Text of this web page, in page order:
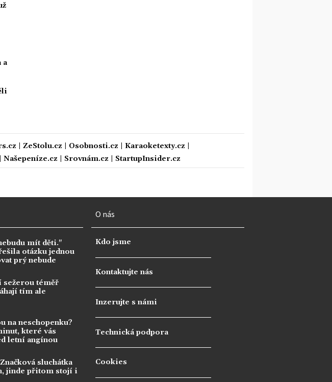
a
ZeStolu.cz Osobnosti.cz Karaoketexty.cz
Našepeníze.cz Srovnám.cz StartupInsider.cz
mít děti."
otázku jednou
prý nebude
téměř
tím ale
na neschopenku?
které vás
letní angínou
sluchátka
jinde přitom stojí i
O nás
Kdo jsme
Kontaktujte nás
Inzerujte s námi
Technická podpora
Cookies